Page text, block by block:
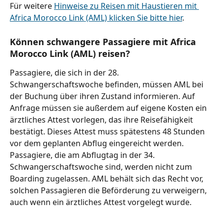
Für weitere Hinweise zu Reisen mit Haustieren mit
Africa Morocco Link (AML) klicken Sie bitte hier.
Können schwangere Passagiere mit Africa
Morocco Link (AML) reisen?
Passagiere, die sich in der 28.
Schwangerschaftswoche befinden, müssen AML bei
der Buchung über ihren Zustand informieren. Auf
Anfrage müssen sie außerdem auf eigene Kosten ein
ärztliches Attest vorlegen, das ihre Reisefähigkeit
bestätigt. Dieses Attest muss spätestens 48 Stunden
vor dem geplanten Abflug eingereicht werden.
Passagiere, die am Abflugtag in der 34.
Schwangerschaftswoche sind, werden nicht zum
Boarding zugelassen. AML behält sich das Recht vor,
solchen Passagieren die Beförderung zu verweigern,
auch wenn ein ärztliches Attest vorgelegt wurde.